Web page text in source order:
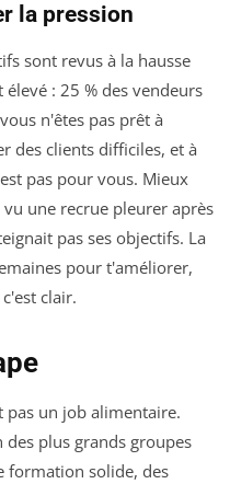
la pression
sont revus à la hausse
: 25 % des vendeurs
n'êtes pas prêt à
des clients difficiles, et à
pas pour vous. Mieux
une recrue pleurer après
pas ses objectifs. La
pour t'améliorer,
clair.
pas un job alimentaire.
plus grands groupes
formation solide, des